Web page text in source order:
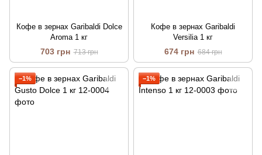
Кофе в зернах Garibaldi Dolce
Aroma 1 кг
703 грн 713 грн
Кофе в зернах Garibaldi
Versilia 1 кг
674 грн 684 грн
−1% −1%